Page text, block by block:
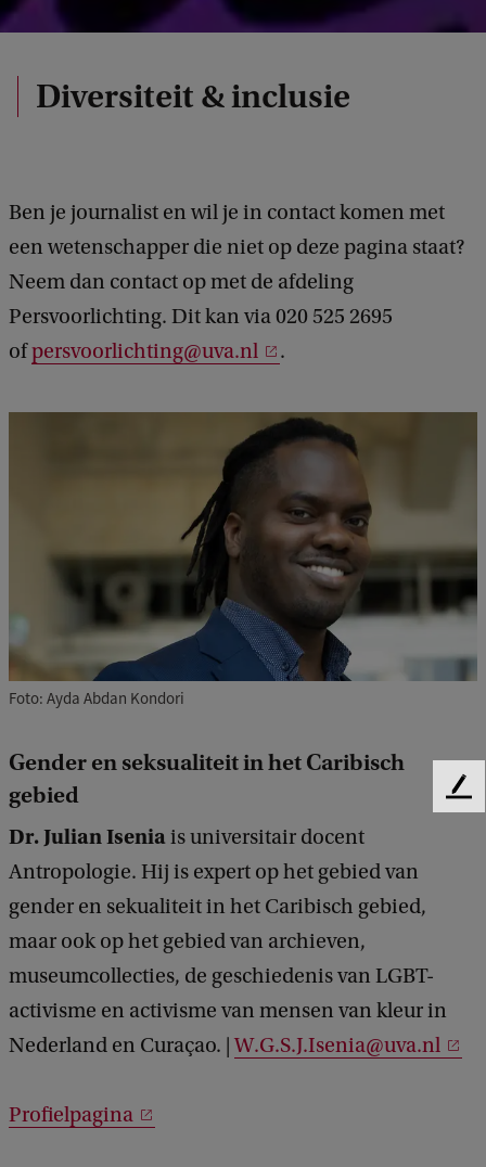
Diversiteit & inclusie
Ben je journalist en wil je in contact komen met
een wetenschapper die niet op deze pagina staat?
Neem dan contact op met de afdeling
Persvoorlichting. Dit kan via 020 525 2695
ofpersvoorlichting@uva.nl .
Foto: Ayda Abdan Kondori
Gender en seksualiteit in het Caribisch
gebied
Dr. Julian Iseniais universitair docent
Antropologie. Hij is expert op het gebied van
gender en sekualiteit in het Caribisch gebied,
maar ook op het gebied van archieven,
museumcollecties, de geschiedenis van LGBT-
activisme en activisme van mensen van kleur in
Nederland en Curaçao. | W.G.S.J.Isenia@uva.nl
Profielpagina
F